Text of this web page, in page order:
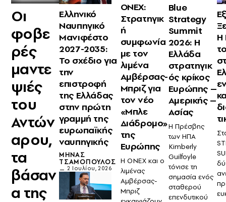
Οι
φοβε
ρές
μαντε
ψιές
του
Αντών
αρου,
τα
βάσαν
α της
Ελληνικό
Ναυπηγικό
Μανιφέστο
2027-2035:
Το σχέδιο για
την
επιστροφή
της Ελλάδας
στην πρώτη
γραμμή της
ευρωπαϊκής
ναυπηγικής
ΜΗΝΆΣ
ΤΣΑΜΌΠΟΥΛΟΣ
2 Ιουλίου, 2026
ONEX:
Στρατηγικ
ή
συμφωνία
με τον
λιμένα
Αμβέρσας-
Μπριζ για
τον νέο
«Μπλε
Διάδρομο»
της
Ευρώπης
Η ONEX και ο
λιμένας
Αμβέρσας-
Μπριζ
Blue
Strategy
Summit
2026: Η
Ελλάδα
στρατηγικ
ός κρίκος
Ευρώπης –
Αμερικής –
Ασίας
Η Πρέσβης
των ΗΠΑ
Kimberly
Guilfoyle
τόνισε τη
σημασία ενός
σταθερού
επενδυτικού
Η